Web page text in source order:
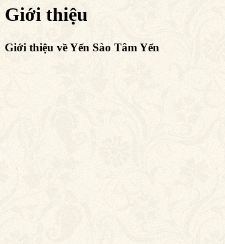
Giới thiệu
Giới thiệu về Yến Sào Tâm Yến